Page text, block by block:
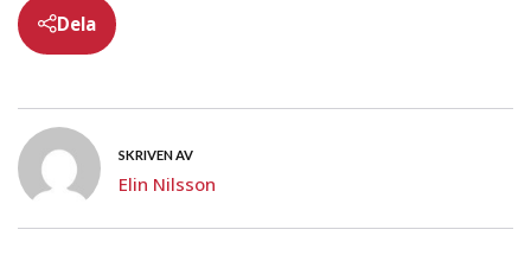
Dela
SKRIVEN AV
Elin Nilsson